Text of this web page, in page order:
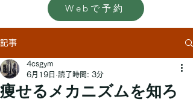
Webで予約
記事
痩せるメカニズムを知ろ
4csgym
6月19日 読了時間: 3分